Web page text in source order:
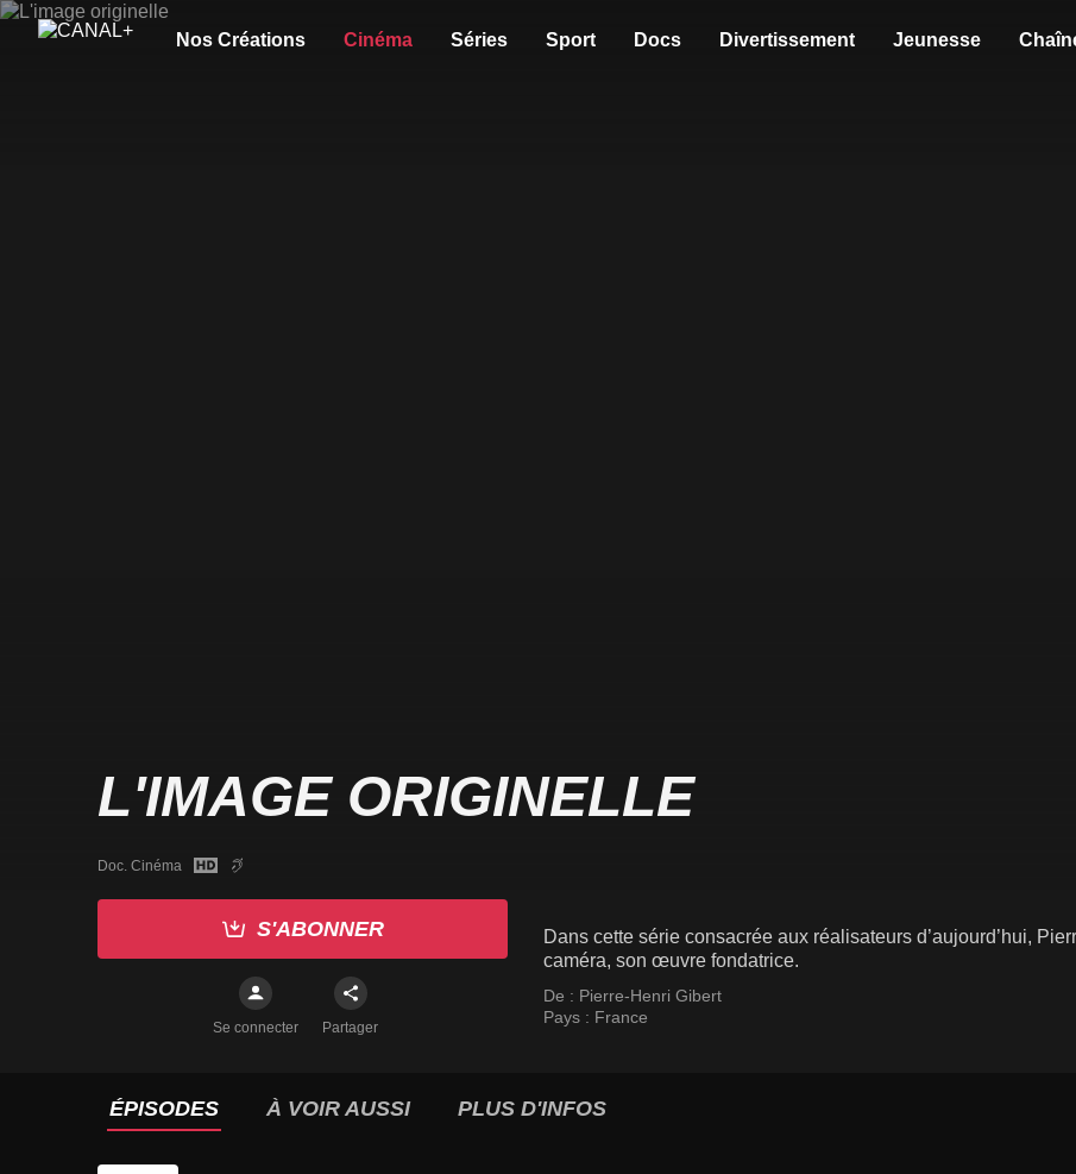
Nos Créations Cinéma Séries Sport Docs Divertissement Jeunesse
L'IMAGE ORIGINELLE
Doc. Cinéma
S'ABONNER
Se connecter Partager
Dans cette série consacrée aux réalisateurs d’aujourd’hui,
caméra, son œuvre fondatrice.
De : Pierre-Henri Gibert
Pays : France
ÉPISODES À VOIR AUSSI PLUS D'INFOS